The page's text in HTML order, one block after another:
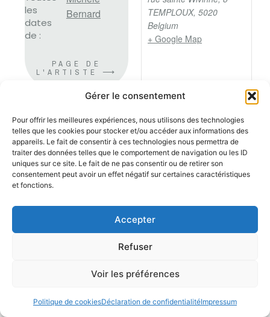
Gérer le consentement
Pour offrir les meilleures expériences, nous utilisons des technologies
telles que les cookies pour stocker et/ou accéder aux informations des
appareils. Le fait de consentir à ces technologies nous permettra de
traiter des données telles que le comportement de navigation ou les ID
uniques sur ce site. Le fait de ne pas consentir ou de retirer son
consentement peut avoir un effet négatif sur certaines caractéristiques
et fonctions.
Accepter
Refuser
Voir les préférences
Politique de cookiesDéclaration de confidentialitéImpressum
les
dates
de :
Bernard
PAGE DE
L'ARTISTE ⟶
TEMPLOUX, 5020
Belgium
+ Google Map